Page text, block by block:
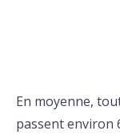
En moyenne,
passent environ